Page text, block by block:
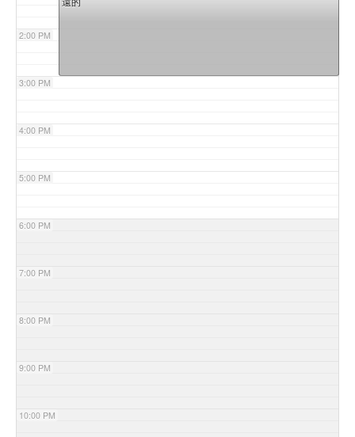
2:00 PM
3:00 PM
4:00 PM
5:00 PM
6:00 PM
7:00 PM
8:00 PM
9:00 PM
10:00 PM